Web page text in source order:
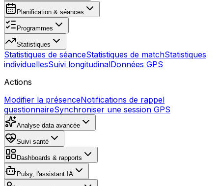
Planification & séances
Programmes
Statistiques
Statistiques de séanceStatistiques de matchStatistiques
individuellesSuivi longitudinalDonnées GPS
Actions
Modifier la présenceNotifications de rappel
questionnaireSynchroniser une session GPS
Analyse data avancée
Suivi santé
Dashboards & rapports
Pulsy, l'assistant IA